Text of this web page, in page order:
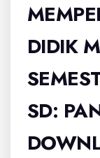
DIDIK
SD: